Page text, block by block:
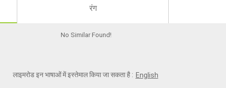
रंग
No Similar Found!
लाइमरोड इन भाषाओं में इस्तेमाल किया जा सकता है : English